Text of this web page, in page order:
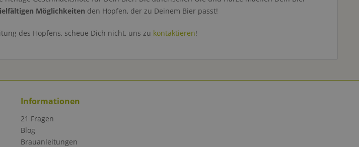
Möglichkeiten den Hopfen, der zu Deinem Bier passt!
des Hopfens, scheue Dich nicht, uns zu kontaktieren!
Informationen
21 Fragen
Blog
Brauanleitungen